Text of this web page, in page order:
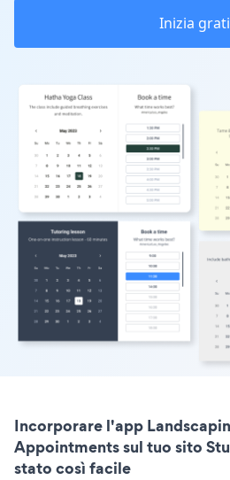
Inizia
Incorporare l'app
Appointments sul tuo sito
stato così facile